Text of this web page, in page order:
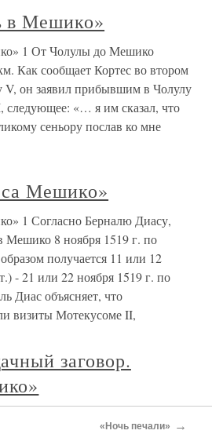
в Мешико»
1 От Чолулы до Мешико
Как сообщает Кортес во втором
V, он заявил прибывшим в Чолулу
«… я им сказал, что
сеньору послав ко мне
Мешико»
1 Согласно Берналю Диасу,
Мешико 8 ноября 1519 г. по
получается 11 или 12
- 21 или 22 ноября 1519 г. по
Диас объясняет, что
визиты Мотекусоме II,
заговор.
- более правильное; у Берналя
«Ночь печали» →